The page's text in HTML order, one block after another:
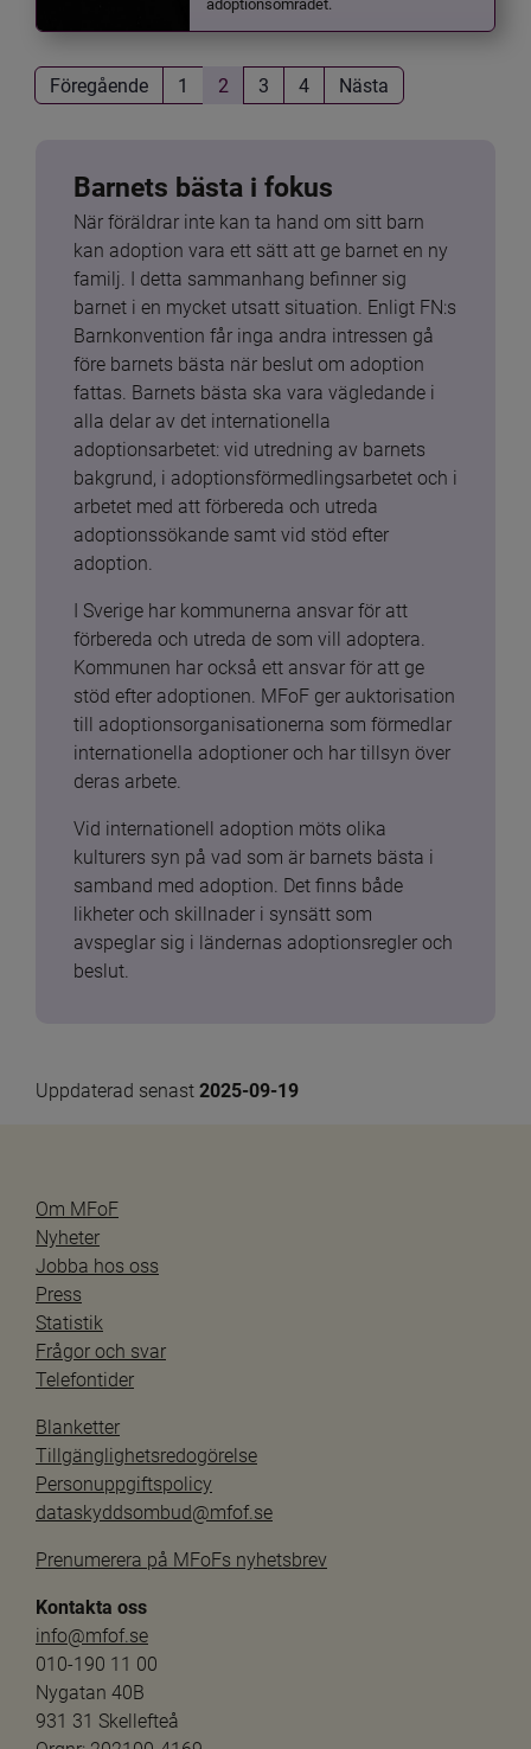
Föregående 1 2 3 4 Nästa
Barnets bästa i fokus
När föräldrar inte kan ta hand om sitt barn
kan adoption vara ett sätt att ge barnet en ny
familj. I detta sammanhang befinner sig
barnet i en mycket utsatt situation. Enligt FN:s
Barnkonvention får inga andra intressen gå
före barnets bästa när beslut om adoption
fattas. Barnets bästa ska vara vägledande i
alla delar av det internationella
adoptionsarbetet: vid utredning av barnets
bakgrund, i adoptionsförmedlingsarbetet och i
arbetet med att förbereda och utreda
adoptionssökande samt vid stöd efter
adoption.
I Sverige har kommunerna ansvar för att
förbereda och utreda de som vill adoptera.
Kommunen har också ett ansvar för att ge
stöd efter adoptionen. MFoF ger auktorisation
till adoptionsorganisationerna som förmedlar
internationella adoptioner och har tillsyn över
deras arbete.
Vid internationell adoption möts olika
kulturers syn på vad som är barnets bästa i
samband med adoption. Det finns både
likheter och skillnader i synsätt som
avspeglar sig i ländernas adoptionsregler och
beslut.
Uppdaterad senast 2025-09-19
Om MFoF
Nyheter
Jobba hos oss
Press
Statistik
Frågor och svar
Telefontider
Blanketter
Tillgänglighetsredogörelse
Personuppgiftspolicy
dataskyddsombud@mfof.se
Prenumerera på MFoFs nyhetsbrev
Kontakta oss
info@mfof.se
010-190 11 00
Nygatan 40B
931 31 Skellefteå